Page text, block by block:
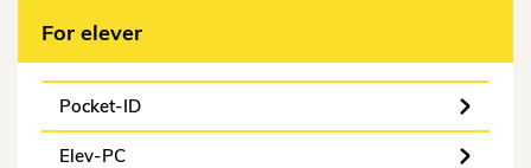
For elever
Pocket-ID
Elev-PC